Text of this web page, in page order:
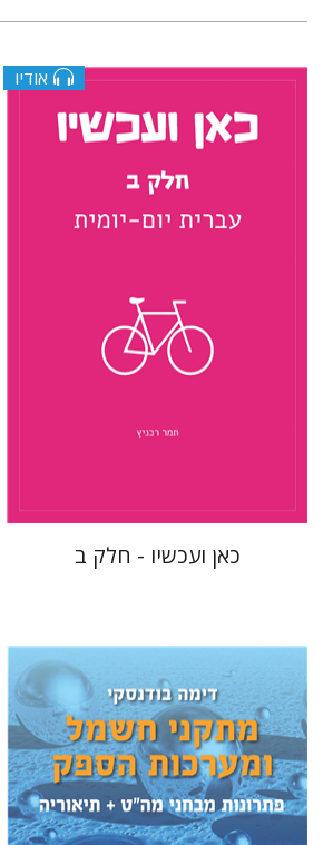
אודיו
תמר רכניץ
כאן ועכשיו - חלק ב
דימה בודנסקי